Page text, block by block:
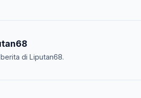
di Liputan68.